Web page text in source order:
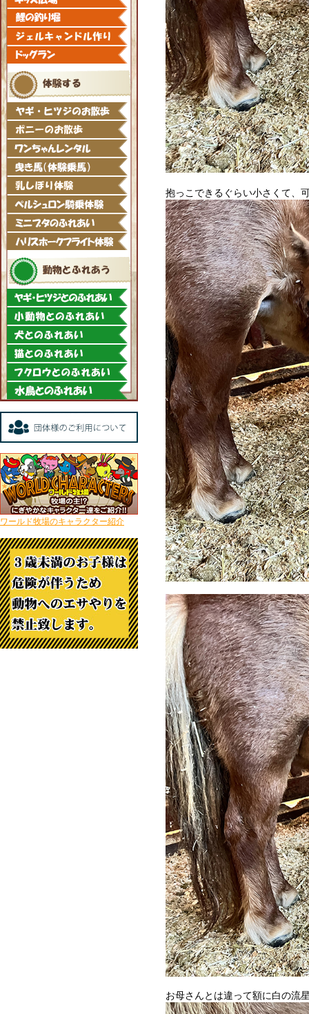
ワールド牧場のキャラクター紹介
抱っこできるぐらい小さくて、
お母さんとは違って額に白の流